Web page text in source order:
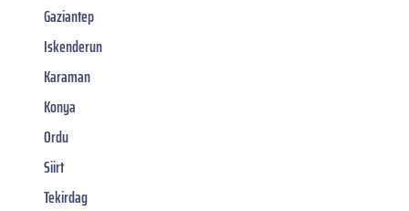
Gaziantep
Iskenderun
Karaman
Konya
Ordu
Siirt
Tekirdag